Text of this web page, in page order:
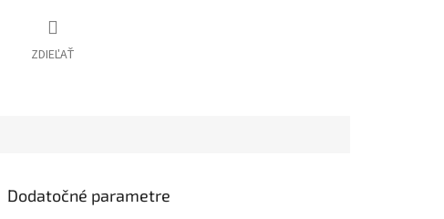
ZDIEĽAŤ
Dodatočné parametre